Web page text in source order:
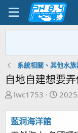
系統相關、其他水
自地自建想要
主
發
起
lwc1753
開
藍洞海洋館